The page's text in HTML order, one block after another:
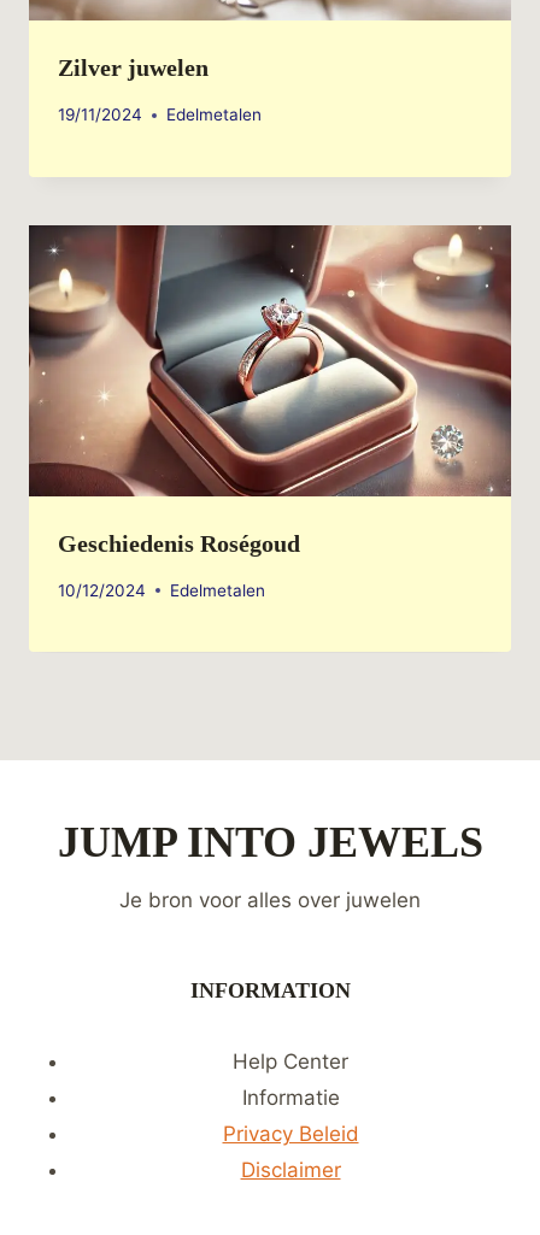
Zilver juwelen
19/11/2024 Edelmetalen
Geschiedenis Roségoud
10/12/2024 Edelmetalen
JUMP INTO JEWELS
Je bron voor alles over juwelen
INFORMATION
Help Center
Informatie
Privacy Beleid
Disclaimer